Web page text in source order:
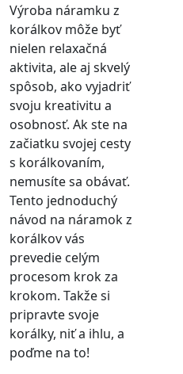
Výroba náramku z
korálkov môže byť
nielen relaxačná
aktivita, ale aj skvelý
spôsob, ako vyjadriť
svoju kreativitu a
osobnosť. Ak ste na
začiatku svojej cesty
s korálkovaním,
nemusíte sa obávať.
Tento jednoduchý
návod na náramok z
korálkov vás
prevedie celým
procesom krok za
krokom. Takže si
pripravte svoje
korálky, niť a ihlu, a
poďme na to!